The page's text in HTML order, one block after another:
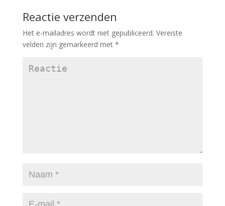
Reactie verzenden
Het e-mailadres wordt niet gepubliceerd. Vereiste
velden zijn gemarkeerd met *